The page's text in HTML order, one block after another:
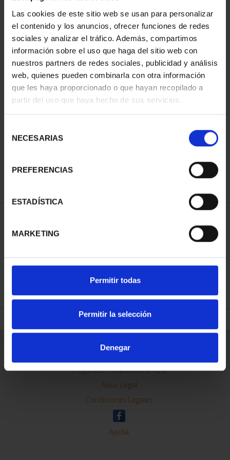
Las cookies de este sitio web se usan para personalizar
el contenido y los anuncios, ofrecer funciones de redes
sociales y analizar el tráfico. Además, compartimos
información sobre el uso que haga del sitio web con
nuestros partners de redes sociales, publicidad y análisis
web, quienes pueden combinarla con otra información
que les haya proporcionado o que hayan recopilado a
partir del uso que haya hecho de sus servicios.
NECESARIAS
PREFERENCIAS
ESTADÍSTICA
MARKETING
Permitir todas
Permitir la selección
Denegar
CAPITALES DE
PROVINCIA COLECCION
3.796,00 €
REFINAR
Información General
Contacto
Preguntas Frequentes (FAQs)
Aviso Legal
Condiciones Legales
Ayuda